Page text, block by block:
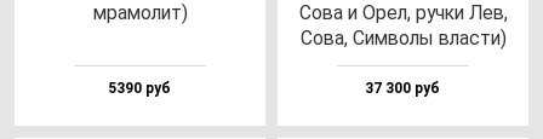
мра­мо­лит)
5390 руб
Сова и Орел, руч­ки Лев,
Сова, Сим­во­лы влас­ти)
37 300 руб